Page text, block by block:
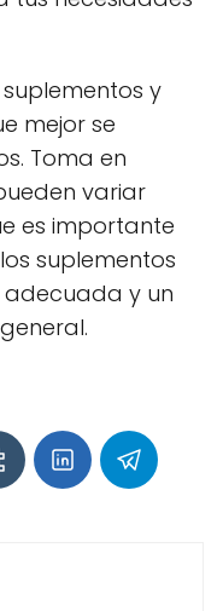
y
mejor se
Toma en
variar
es importante
suplementos
adecuada y un